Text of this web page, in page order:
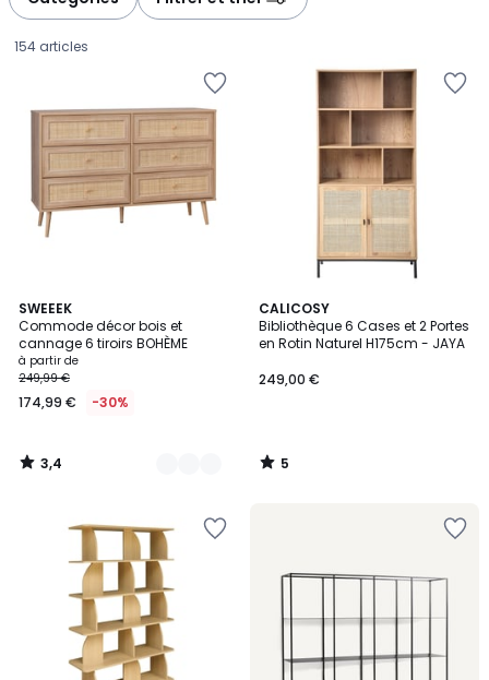
154 articles
SWEEEK
Commode décor bois et
cannage 6 tiroirs BOHÈME
Prix
à
partir
174,99
€
249,99
réduction
appliquée.
à partir de
249,99 €
174,99 € -30%
3,4
/ 5
2
Couleurs
3,4
/
CALICOSY
Bibliothèque 6 Cases et 2 Portes
en Rotin Naturel H175cm - JAYA
249,00 €
5
/
5
5
/